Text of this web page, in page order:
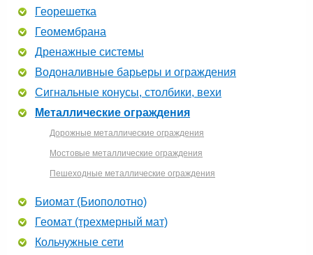
Георешетка
Геомембрана
Дренажные системы
Водоналивные барьеры и ограждения
Сигнальные конусы, столбики, вехи
Металлические ограждения
Дорожные металлические ограждения
Мостовые металлические ограждения
Пешеходные металлические ограждения
Биомат (Биополотно)
Геомат (трехмерный мат)
Кольчужные сети